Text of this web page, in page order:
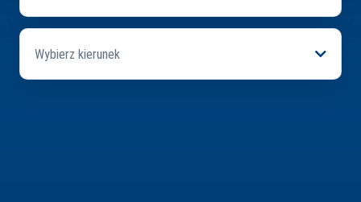
Wybierz kierunek